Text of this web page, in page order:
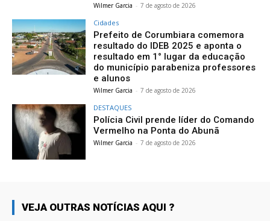
Wilmer Garcia - 7 de agosto de 2026
Cidades
Prefeito de Corumbiara comemora
resultado do IDEB 2025 e aponta o
resultado em 1° lugar da educação
do município parabeniza professores
e alunos
Wilmer Garcia - 7 de agosto de 2026
DESTAQUES
Polícia Civil prende líder do Comando
Vermelho na Ponta do Abunã
Wilmer Garcia - 7 de agosto de 2026
VEJA OUTRAS NOTÍCIAS AQUI ?